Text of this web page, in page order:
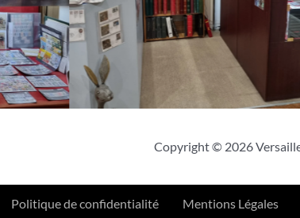
Copyright © 2026
Politique de confidentialité Mentions Légales